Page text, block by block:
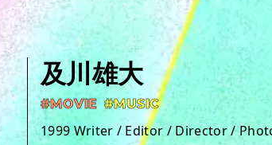
及川雄大
#MOVIE #MUSIC
1999 Writer / Editor / Director /